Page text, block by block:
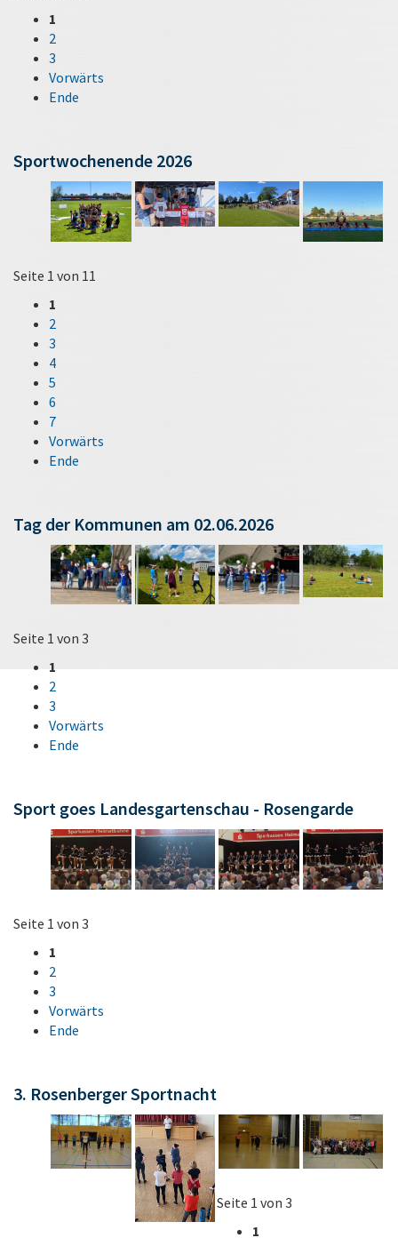
1
2
3
Vorwärts
Ende
Sportwochenende 2026
Seite 1 von 11
1
2
3
4
5
6
7
Vorwärts
Ende
Tag der Kommunen am 02.06.2026
Seite 1 von 3
1
2
3
Vorwärts
Ende
Sport goes Landesgartenschau - Rosengarde
Seite 1 von 3
1
2
3
Vorwärts
Ende
3. Rosenberger Sportnacht
Seite 1 von 3
1